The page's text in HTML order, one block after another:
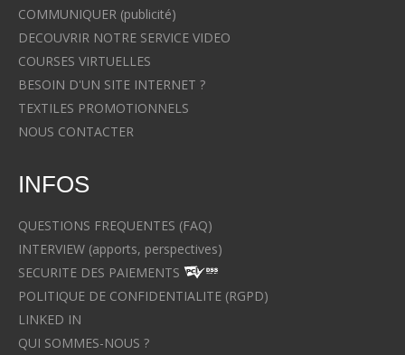
COMMUNIQUER (publicité)
DECOUVRIR NOTRE SERVICE VIDEO
COURSES VIRTUELLES
BESOIN D'UN SITE INTERNET ?
TEXTILES PROMOTIONNELS
NOUS CONTACTER
INFOS
QUESTIONS FREQUENTES (FAQ)
INTERVIEW (apports, perspectives)
SECURITE DES PAIEMENTS
POLITIQUE DE CONFIDENTIALITE (RGPD)
LINKED IN
QUI SOMMES-NOUS ?